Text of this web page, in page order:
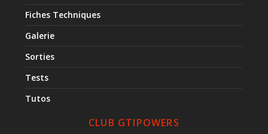
Fiches Techniques
Galerie
Sorties
Tests
Tutos
CLUB GTIPOWERS